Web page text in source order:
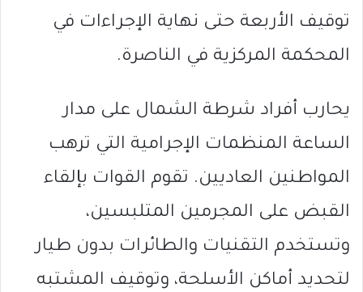
توقيف الأربعة حتى نهاية الإجراءات في
المحكمة المركزية في الناصرة.
يحارب أفراد شرطة الشمال على مدار
الساعة المنظمات الإجرامية التي ترهب
المواطنين العاديين. تقوم القوات بإلقاء
القبض على المجرمين المتلبسين،
وتستخدم التقنيات والطائرات بدون طيار
لتحديد أماكن الأسلحة، وتوقيف المشتبه